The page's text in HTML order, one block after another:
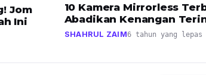
Jom
Ini
10 Kamera Mirrorless
Abadikan Kenangan
SHAHRUL ZAIM6 tahun yang lepas